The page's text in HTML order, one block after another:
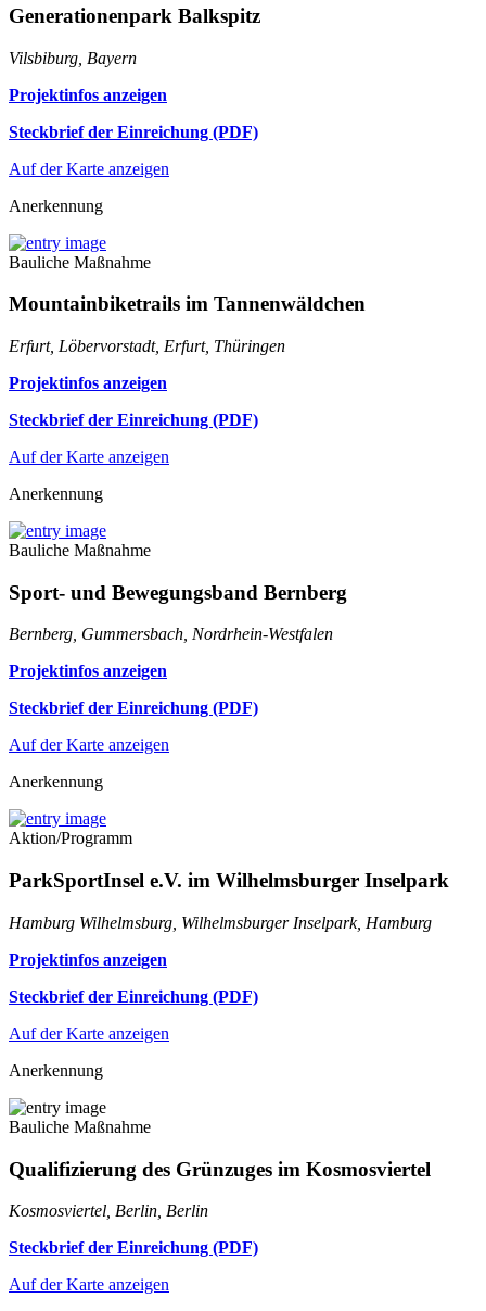
Generationenpark Balkspitz
Vilsbiburg, Bayern
Projektinfos anzeigen
Steckbrief der Einreichung (PDF)
Auf der Karte anzeigen
Anerkennung
Bauliche Maßnahme
Mountainbiketrails im Tannenwäldchen
Erfurt, Löbervorstadt, Erfurt, Thüringen
Projektinfos anzeigen
Steckbrief der Einreichung (PDF)
Auf der Karte anzeigen
Anerkennung
Bauliche Maßnahme
Sport- und Bewegungsband Bernberg
Bernberg, Gummersbach, Nordrhein-Westfalen
Projektinfos anzeigen
Steckbrief der Einreichung (PDF)
Auf der Karte anzeigen
Anerkennung
Aktion/Programm
ParkSportInsel e.V. im Wilhelmsburger Inselpark
Hamburg Wilhelmsburg, Wilhelmsburger Inselpark, Hamburg
Projektinfos anzeigen
Steckbrief der Einreichung (PDF)
Auf der Karte anzeigen
Anerkennung
Bauliche Maßnahme
Qualifizierung des Grünzuges im Kosmosviertel
Kosmosviertel, Berlin, Berlin
Steckbrief der Einreichung (PDF)
Auf der Karte anzeigen